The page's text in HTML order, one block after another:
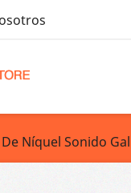
Níquel Sonido